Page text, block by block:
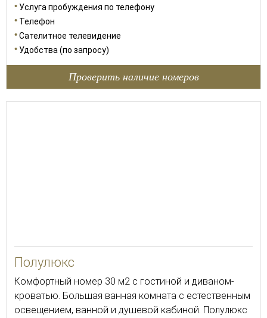
Услуга пробуждения по телефону
Телефон
Сателитное телевидение
Удобства (по запросу)
Проверить наличие номеров
Полулюкс
Комфортный номер 30 м2 с гостиной и диваном-
кроватью. Большая ванная комната с естественным
освещением, ванной и душевой кабиной. Полулюкс